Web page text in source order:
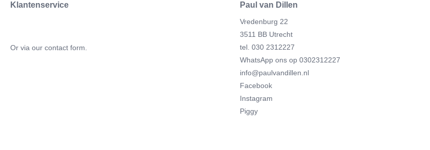
Klantenservice
Or via our contact form
Paul van Dillen
Vredenburg 22
3511 BB Utrecht
tel. 030 2312227
WhatsApp ons op 0302312227
info@paulvandillen.nl
Facebook
Instagram
Piggy